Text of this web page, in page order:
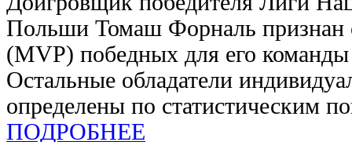
Польши Томаш Форналь
(MVP) победных для его
Остальные обладатели
определены по статистическим
ПОДРОБНЕЕ